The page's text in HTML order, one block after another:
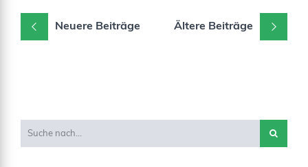
Neuere Beiträge Ältere Beiträge